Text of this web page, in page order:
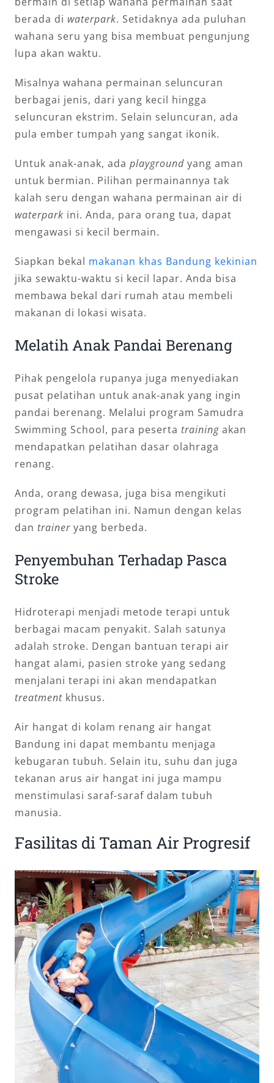
berada di waterpark. Setidaknya ada puluhan
wahana seru yang bisa membuat pengunjung
lupa akan waktu.
Misalnya wahana permainan seluncuran
berbagai jenis, dari yang kecil hingga
seluncuran ekstrim. Selain seluncuran, ada
pula ember tumpah yang sangat ikonik.
Untuk anak-anak, ada playgroundyang aman
untuk bermian. Pilihan permainannya tak
kalah seru dengan wahana permainan air di
waterpark ini. Anda, para orang tua, dapat
mengawasi si kecil bermain.
Siapkan bekal makanan khas Bandung kekinian
jika sewaktu-waktu si kecil lapar. Anda bisa
membawa bekal dari rumah atau membeli
makanan di lokasi wisata.
Melatih Anak Pandai Berenang
Pihak pengelola rupanya juga menyediakan
pusat pelatihan untuk anak-anak yang ingin
pandai berenang. Melalui program Samudra
Swimming School, para peserta trainingakan
mendapatkan pelatihan dasar olahraga
renang.
Anda, orang dewasa, juga bisa mengikuti
program pelatihan ini. Namun dengan kelas
dan traineryang berbeda.
Penyembuhan Terhadap Pasca
Stroke
Hidroterapi menjadi metode terapi untuk
berbagai macam penyakit. Salah satunya
adalah stroke. Dengan bantuan terapi air
hangat alami, pasien stroke yang sedang
menjalani terapi ini akan mendapatkan
treatmentkhusus.
Air hangat di kolam renang air hangat
Bandung ini dapat membantu menjaga
kebugaran tubuh. Selain itu, suhu dan juga
tekanan arus air hangat ini juga mampu
menstimulasi saraf-saraf dalam tubuh
manusia.
Fasilitas di Taman Air Progresif